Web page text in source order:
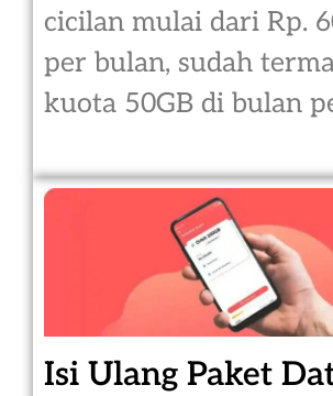
cicilan mulai dari Rp.
per bulan, sudah
kuota 50GB di bulan
Isi Ulang Paket